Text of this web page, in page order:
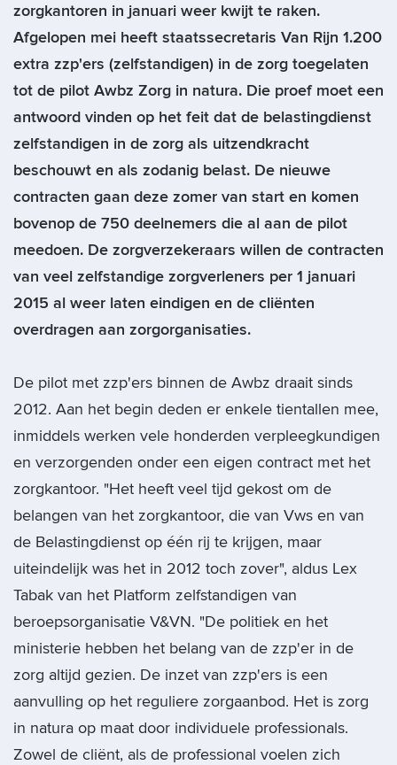
zorgkantoren in januari weer kwijt te raken.
Afgelopen mei heeft staatssecretaris Van Rijn 1.200
extra zzp'ers (zelfstandigen) in de zorg toegelaten
tot de pilot Awbz Zorg in natura. Die proef moet een
antwoord vinden op het feit dat de belastingdienst
zelfstandigen in de zorg als uitzendkracht
beschouwt en als zodanig belast. De nieuwe
contracten gaan deze zomer van start en komen
bovenop de 750 deelnemers die al aan de pilot
meedoen. De zorgverzekeraars willen de contracten
van veel zelfstandige zorgverleners per 1 januari
2015 al weer laten eindigen en de cliënten
overdragen aan zorgorganisaties.
De pilot met zzp'ers binnen de Awbz draait sinds
2012. Aan het begin deden er enkele tientallen mee,
inmiddels werken vele honderden verpleegkundigen
en verzorgenden onder een eigen contract met het
zorgkantoor. "Het heeft veel tijd gekost om de
belangen van het zorgkantoor, die van Vws en van
de Belastingdienst op één rij te krijgen, maar
uiteindelijk was het in 2012 toch zover", aldus Lex
Tabak van het Platform zelfstandigen van
beroepsorganisatie V&VN. "De politiek en het
ministerie hebben het belang van de zzp'er in de
zorg altijd gezien. De inzet van zzp'ers is een
aanvulling op het reguliere zorgaanbod. Het is zorg
in natura op maat door individuele professionals.
Zowel de cliënt, als de professional voelen zich